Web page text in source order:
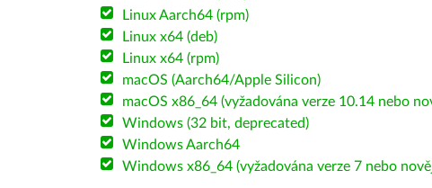
Linux Aarch64 (rpm)
Linux x64 (deb)
Linux x64 (rpm)
macOS (Aarch64/Apple Silicon)
macOS x86_64 (vyžadována verze 10.14 nebo
Windows (32 bit, deprecated)
Windows Aarch64
Windows x86_64 (vyžadována verze 7 nebo